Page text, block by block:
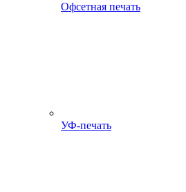
Офсетная печать
УФ-печать